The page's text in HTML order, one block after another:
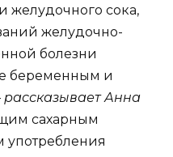
желудочного сока,
желудочно-
болезни
беременным и
рассказывает Анна
сахарным
употребления